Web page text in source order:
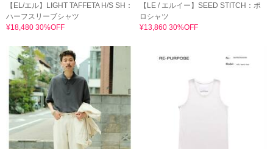
【EL/エル】LIGHT TAFFETA H/S SH：
ハーフスリーブシャツ
¥18,480 30%OFF
【LE / エルイー】SEED STITCH：ポ
ロシャツ
¥13,860 30%OFF